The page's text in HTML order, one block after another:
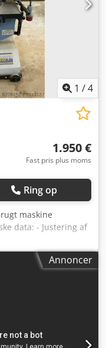
1 /4
1.950 €
Fast pris plus moms
Ring op
maskine
data: - Justering af
lineær føring -
være
behovet for
justerbart
og
en skala og et stop -
Annoncer